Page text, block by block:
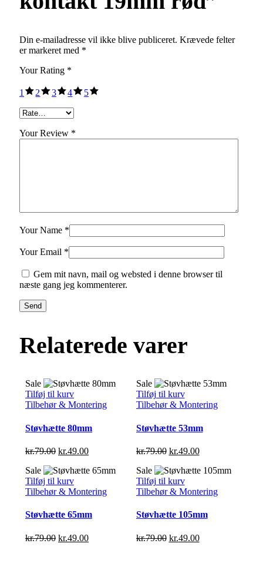
Din e-mailadresse vil ikke blive publiceret. Krævede felter
er markeret med *
Your Rating *
1 2 3 4 5
Your Review *
Your Name *
Your Email *
Gem mit navn, mail og websted i denne browser til
næste gang jeg kommenterer.
Send
Relaterede varer
Sale
Tilføj til kurv
Tilbehør & Montering
Støvhætte 80mm
kr.79.00 Den
pris
var:
kr.79.00.
kr.49.00Den
pris
kr.49.00.
Sale
Tilføj til kurv
Tilbehør & Montering
Støvhætte 53mm
kr.79.00 Den
pris
var:
kr.79.00.
kr.49.00Den
pris
kr.49.00.
Sale
Tilføj til kurv
Tilbehør & Montering
Støvhætte 65mm
kr.79.00 Den
kr.49.00Den
Sale
Tilføj til kurv
Tilbehør & Montering
Støvhætte 105mm
kr.79.00 Den
kr.49.00Den